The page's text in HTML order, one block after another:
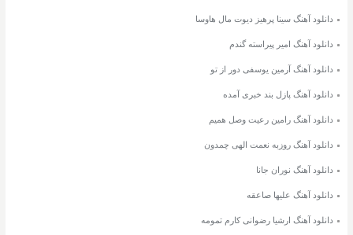
دانلود آهنگ سینا پرهیز دیوت مال هاوسا
دانلود آهنگ امیر پیراسته گندم
دانلود آهنگ آرمین یوسفی دور از تو
دانلود آهنگ پازل بند خبری آمده
دانلود آهنگ رامین رعیت وصل همیم
دانلود آهنگ روزبه نعمت الهی چمدون
دانلود آهنگ نوران جانا
دانلود آهنگ علیها صاعقه
دانلود آهنگ ارشیا رضوانی کارم تمومه